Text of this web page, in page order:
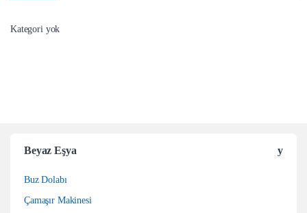
Kategori yok
Beyaz Eşya
Buz Dolabı
Çamaşır Makinesi